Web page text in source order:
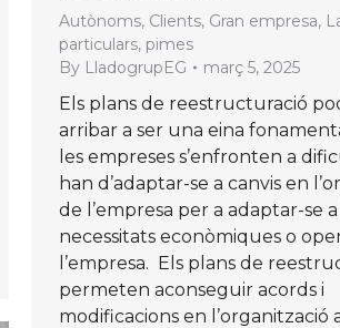
Autònoms, Clients, Gran empresa,
particulars, pimes
By LladogrupEG març 5, 2025
Els plans de reestructuració
arribar a ser una eina
les empreses s’enfronten a
han d’adaptar-se a canvis en
de l’empresa per a adaptar-se
necessitats econòmiques o
l’empresa. Els plans de
permeten aconseguir acords i
modificacions en l’organització